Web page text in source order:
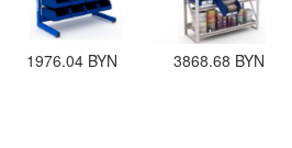
1976.04BYN 3868.68BYN